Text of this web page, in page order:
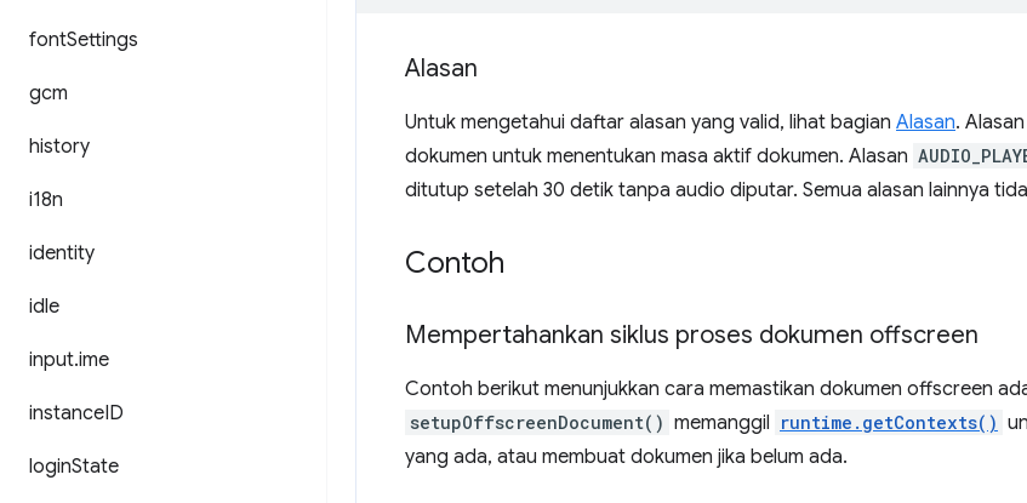
fontSettings
gcm
history
i18n
identity
idle
input.ime
instanceID
loginState
Alasan
Untuk mengetahui daftar alasan yang valid, lihat bagian Alasan.
dokumen untuk menentukan masa aktif dokumen. Alasan
ditutup setelah 30 detik tanpa audio diputar. Semua alasan lainnya
Contoh
Mempertahankan siklus proses dokumen offscreen
Contoh berikut menunjukkan cara memastikan dokumen offscreen
setupOffscreenDocument() memanggil runtime.getContexts()
yang ada, atau membuat dokumen jika belum ada.